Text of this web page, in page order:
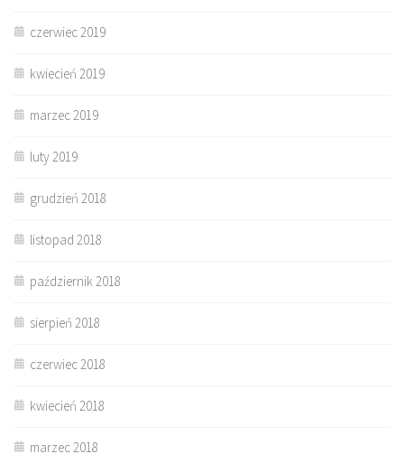
czerwiec 2019
kwiecień 2019
marzec 2019
luty 2019
grudzień 2018
listopad 2018
październik 2018
sierpień 2018
czerwiec 2018
kwiecień 2018
marzec 2018